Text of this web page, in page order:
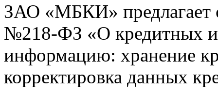
ЗАО «МБКИ» предлагает
№218-ФЗ «О кредитных
информацию: хранение
корректировка данных